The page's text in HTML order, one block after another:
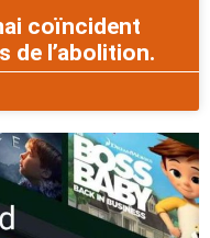
coïncident
de l’abolition.